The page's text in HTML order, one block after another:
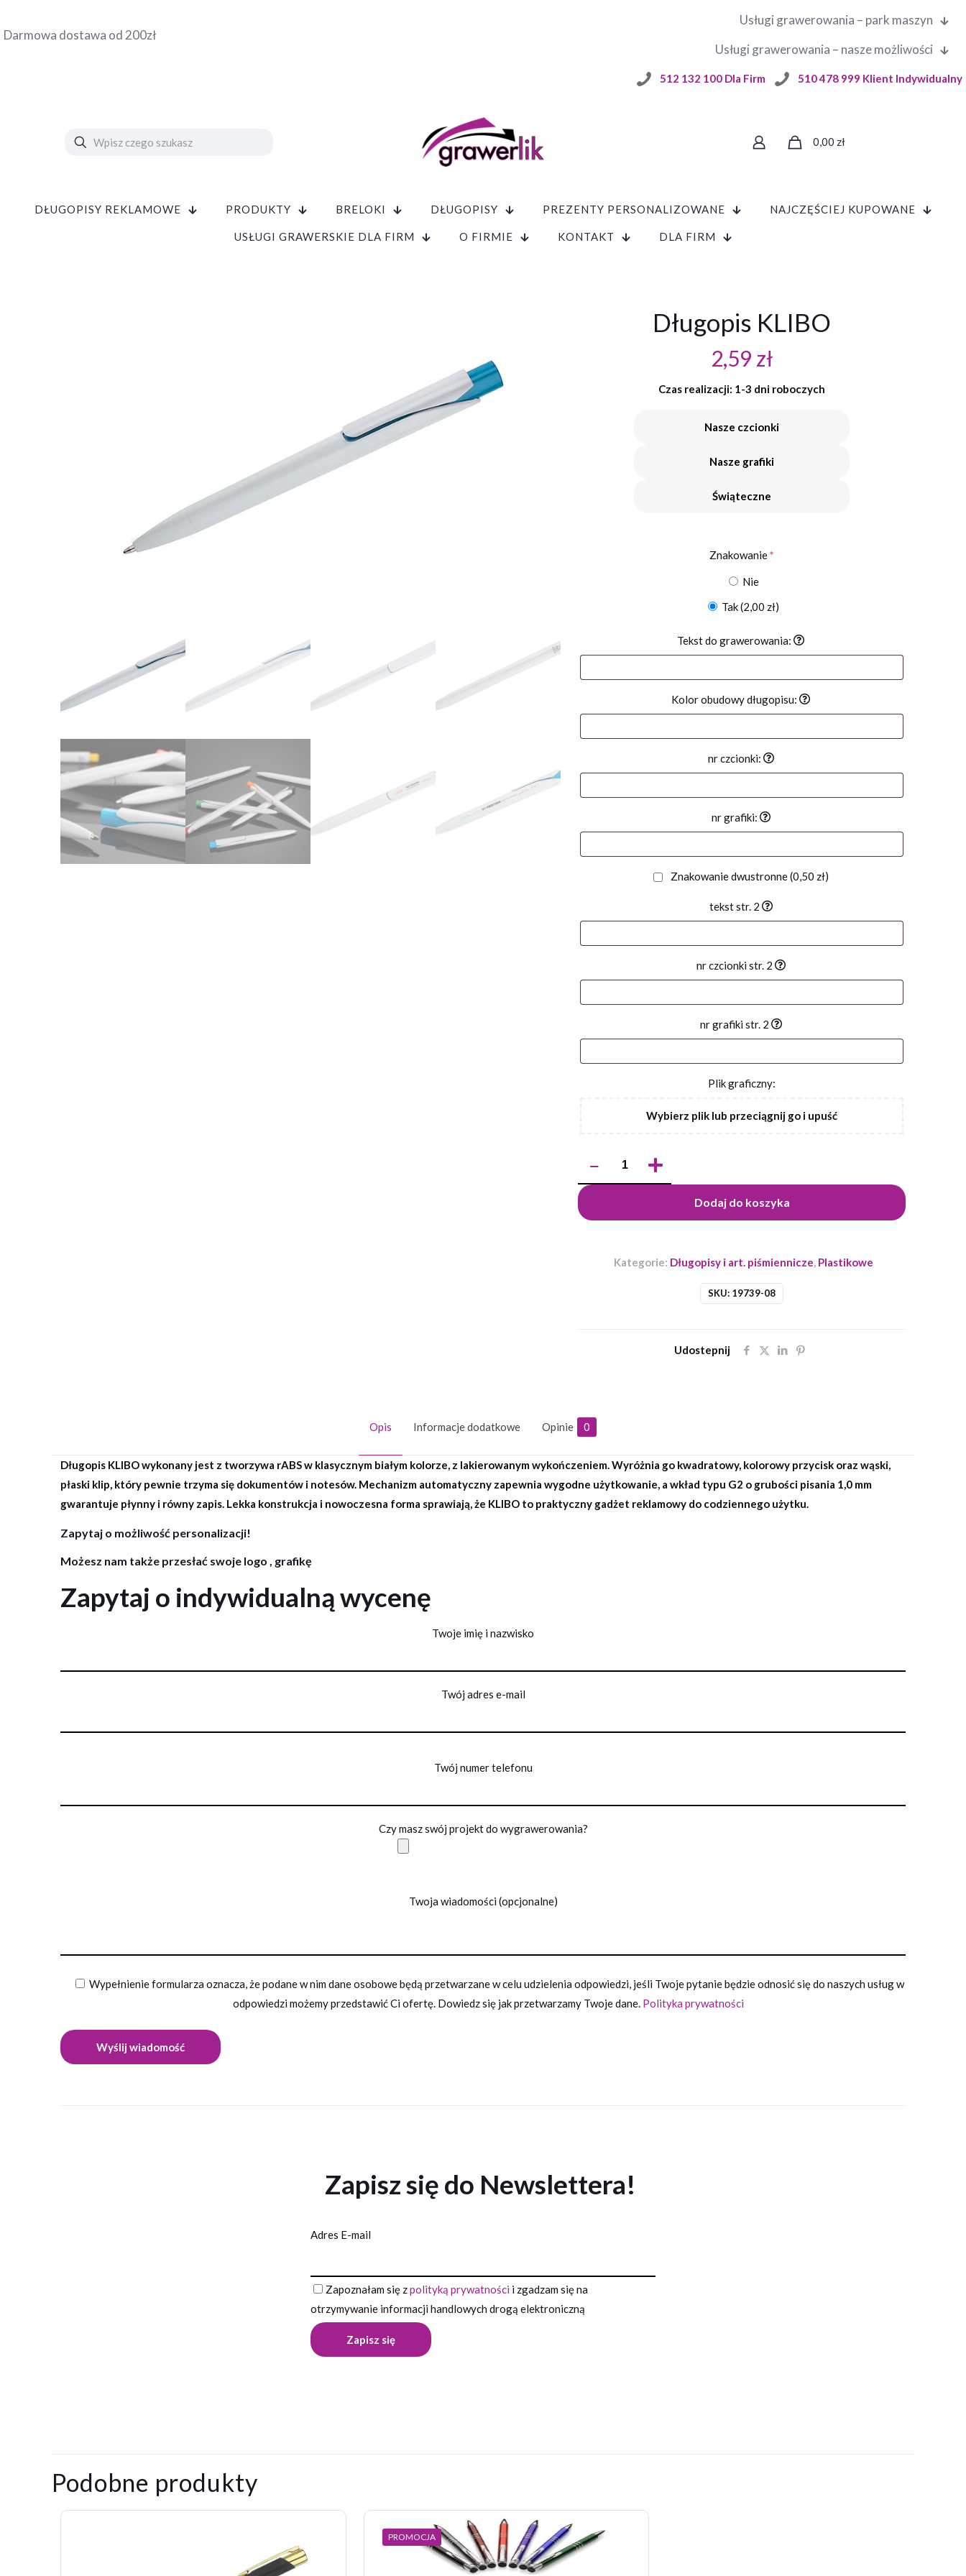
Darmowa dostawa od 200zł
Usługi grawerowania – park maszyn
Usługi grawerowania – nasze możliwości
512 132 100 Dla Firm 510 478 999 Klient Indywidualny
0,00 zł
DŁUGOPISY REKLAMOWE PRODUKTY BRELOKI DŁUGOPISY PREZENTY PERSONALIZOWANE NAJCZĘŚCIEJ KUPOWANE
USŁUGI GRAWERSKIE DLA FIRM O FIRMIE KONTAKT DLA FIRM
Długopis KLIBO
2,59 zł
Czas realizacji: 1-3 dni roboczych
Nasze czcionki
Nasze grafiki
Świąteczne
Znakowanie*
Nie
Tak(2,00 zł)
Tekst do grawerowania:
Kolor obudowy długopisu:
nr czcionki:
nr grafiki:
Znakowanie dwustronne(0,50 zł)
tekst str. 2
nr czcionki str. 2
nr grafiki str. 2
Plik graficzny:
Wybierz plik lub przeciągnij go i upuść
KLIBO
Dodaj do koszyka
SKU: 19739-08
Kategorie: Długopisy i art. piśmiennicze, Plastikowe
Udostepnij
Opis Informacje dodatkowe Opinie 0
Długopis KLIBO wykonany jest z tworzywa rABS w klasycznym białym kolorze, z lakierowanym wykończeniem. Wyróżnia go kwadratowy, kolorowy przycisk oraz wąski,
płaski klip, który pewnie trzyma się dokumentów i notesów. Mechanizm automatyczny zapewnia wygodne użytkowanie, a wkład typu G2 o grubości pisania 1,0 mm
gwarantuje płynny i równy zapis. Lekka konstrukcja i nowoczesna forma sprawiają, że KLIBO to praktyczny gadżet reklamowy do codziennego użytku.
Zapytaj o możliwość personalizacji!
Możesz nam także przesłać swoje logo , grafikę
Zapytaj o indywidualną wycenę
Twoje imię i nazwisko
Twój adres e-mail
Twój numer telefonu
Czy masz swój projekt do wygrawerowania?
Twoja wiadomości (opcjonalne)
Wypełnienie formularza oznacza, że podane w nim dane osobowe będą przetwarzane w celu udzielenia odpowiedzi, jeśli Twoje pytanie będzie odnosić się do naszych usług w
odpowiedzi możemy przedstawić Ci ofertę. Dowiedz się jak przetwarzamy Twoje dane. Polityka prywatności
Zapisz się do Newslettera!
Adres E-mail
Zapoznałam się zpolityką prywatności i zgadzam się na
otrzymywanie informacji handlowych drogą elektroniczną
Twoja ocena*
2 z 5 gwiazdek 3 z 5 gwiazdek
Podobne produkty
PROMOCJA